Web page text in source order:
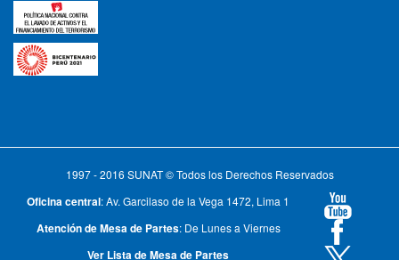
1997 - 2016 SUNAT © Todos los Derechos Reservados
Oficina central: Av. Garcilaso de la Vega 1472, Lima 1
Atención de Mesa de Partes: De Lunes a Viernes
Ver Lista de Mesa de Partes